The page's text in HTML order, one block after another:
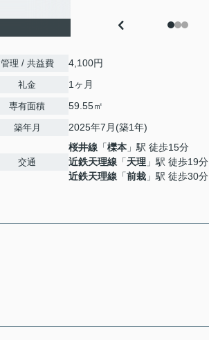
管理 / 共益費 4,100円
礼金 1ヶ月
専有面積 59.55㎡
築年月 2025年7月(築1年)
交通
桜井線 「櫟本 」駅 徒歩15分
近鉄天理線 「天理 」駅 徒歩19分
近鉄天理線 「前栽 」駅 徒歩30分